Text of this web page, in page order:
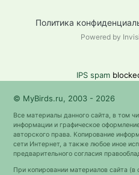
Политика
Powered by
IPS spam
© MyBirds.ru, 2003 - 2026
Все материалы данного сайта, в том
информации и графическое
авторского права. Копирование
сети Интернет, а также любое иное
предварительного согласия
При копировании материалов сайта (в